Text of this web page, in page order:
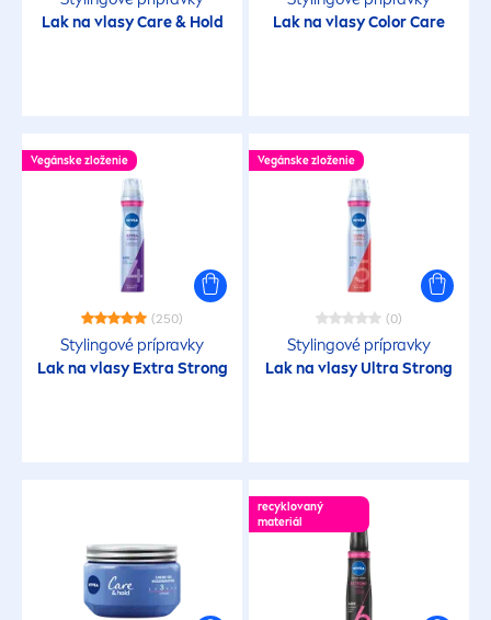
Ultra Strong
VYBRANÉ FILTRE
Lak na vlasyCare& Hold
Lak na vlasyColorCare
Vegánske zloženie
(250)
Stylingové prípravky
Lak na vlasy Extra Strong
Vegánske zloženie
(0)
Stylingové prípravky
Lak na vlasy Ultra Strong
recyklovaný
materiál